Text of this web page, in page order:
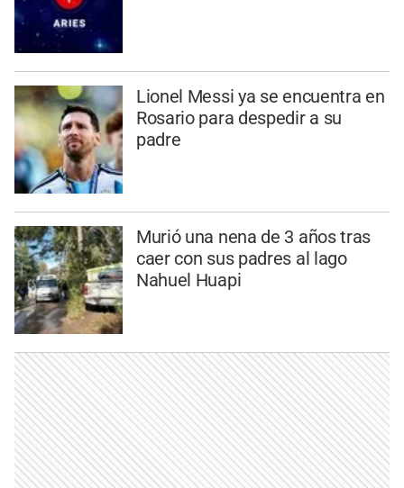
Lionel Messi ya se encuentra en
Rosario para despedir a su
padre
Murió una nena de 3 años tras
caer con sus padres al lago
Nahuel Huapi